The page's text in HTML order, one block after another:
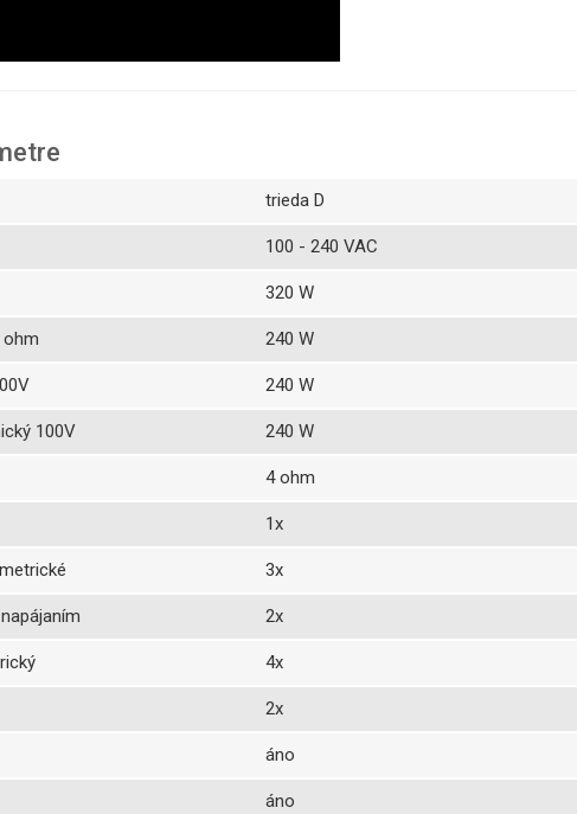
trieda D
100 - 240 VAC
320 W
ohm 240 W
240 W
100V 240 W
4 ohm
1x
3x
2x
4x
2x
áno
áno